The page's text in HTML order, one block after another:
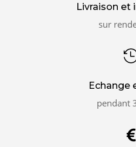
Livraison et
sur
Echange
pendant
